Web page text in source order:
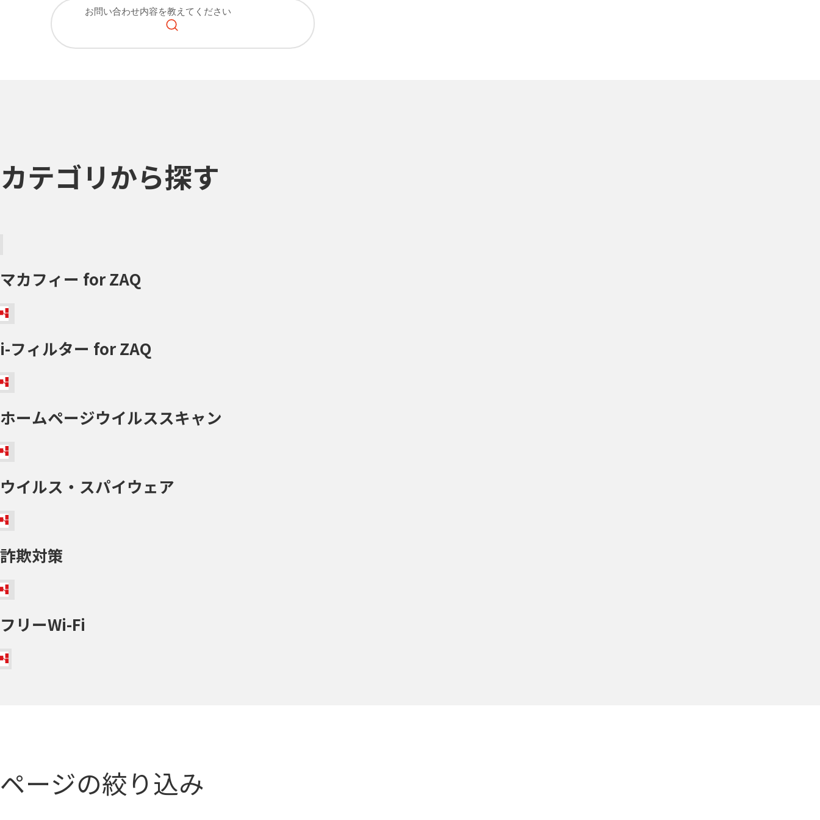
カテゴリから探す
マカフィー for ZAQ
i-フィルター for ZAQ
ホームページウイルススキャン
ウイルス・スパイウェア
詐欺対策
フリーWi-Fi
ページの絞り込み